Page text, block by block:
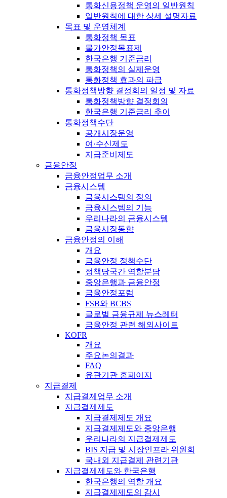
통화신용정책 운영의 일반원칙
일반원칙에 대한 상세 설명자료
목표 및 운영체계
통화정책 목표
물가안정목표제
한국은행 기준금리
통화정책의 실제운영
통화정책 효과의 파급
통화정책방향 결정회의 일정 및 자료
통화정책방향 결정회의
한국은행 기준금리 추이
통화정책수단
공개시장운영
여·수신제도
지급준비제도
금융안정
금융안정업무 소개
금융시스템
금융시스템의 정의
금융시스템의 기능
우리나라의 금융시스템
금융시장동향
금융안정의 이해
개요
금융안정 정책수단
정책당국간 역할분담
중앙은행과 금융안정
금융안정포럼
FSB와 BCBS
글로벌 금융규제 뉴스레터
금융안정 관련 해외사이트
KOFR
개요
주요논의결과
FAQ
유관기관 홈페이지
지급결제
지급결제업무 소개
지급결제제도
지급결제제도 개요
지급결제제도와 중앙은행
우리나라의 지급결제제도
BIS 지급 및 시장인프라 위원회
국내외 지급결제 관련기관
지급결제제도와 한국은행
한국은행의 역할 개요
지급결제제도의 감시